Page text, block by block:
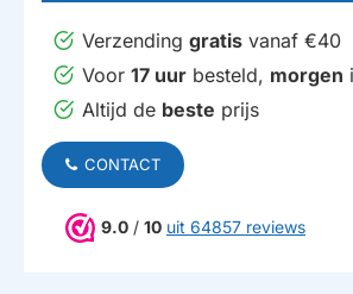
Verzending gratis vanaf €40
Voor 17 uur besteld, morgen
Altijd de beste prijs
CONTACT
9.0 / 10 uit 64857 reviews